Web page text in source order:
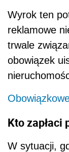
Wyrok ten
reklamowe
trwale
obowiązek
Kto zapłaci
W sytuacji,